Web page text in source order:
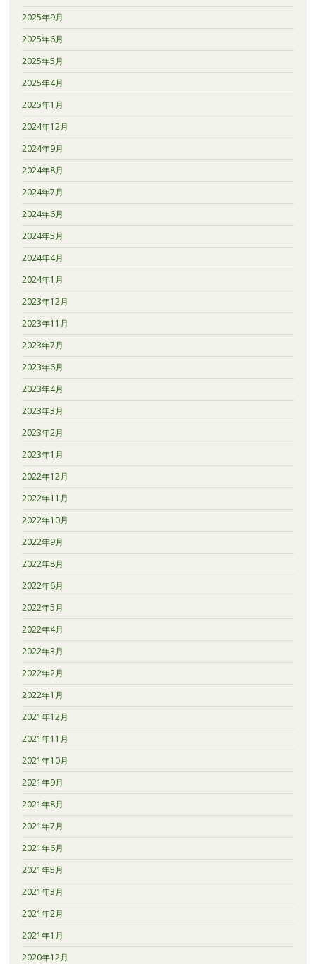
2025年9月
2025年6月
2025年5月
2025年4月
2025年1月
2024年12月
2024年9月
2024年8月
2024年7月
2024年6月
2024年5月
2024年4月
2024年1月
2023年12月
2023年11月
2023年7月
2023年6月
2023年4月
2023年3月
2023年2月
2023年1月
2022年12月
2022年11月
2022年10月
2022年9月
2022年8月
2022年6月
2022年5月
2022年4月
2022年3月
2022年2月
2022年1月
2021年12月
2021年11月
2021年10月
2021年9月
2021年8月
2021年7月
2021年6月
2021年5月
2021年3月
2021年2月
2021年1月
2020年12月